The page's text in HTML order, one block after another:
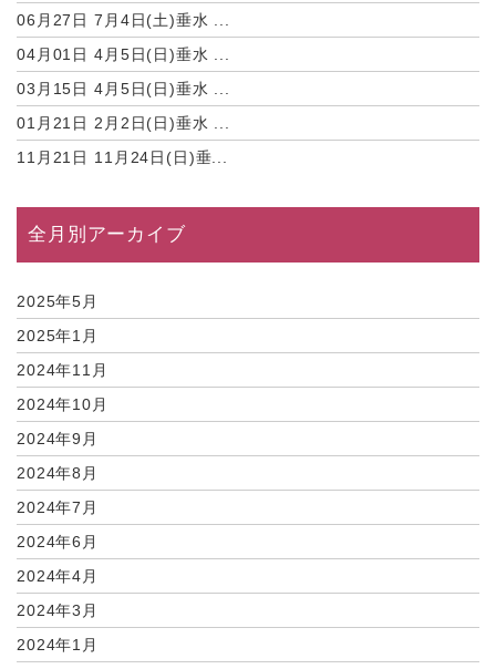
06月27日 7月4日(土)垂水 ...
04月01日 4月5日(日)垂水 ...
03月15日 4月5日(日)垂水 ...
01月21日 2月2日(日)垂水 ...
11月21日 11月24日(日)垂...
全月別アーカイブ
2025年5月
2025年1月
2024年11月
2024年10月
2024年9月
2024年8月
2024年7月
2024年6月
2024年4月
2024年3月
2024年1月